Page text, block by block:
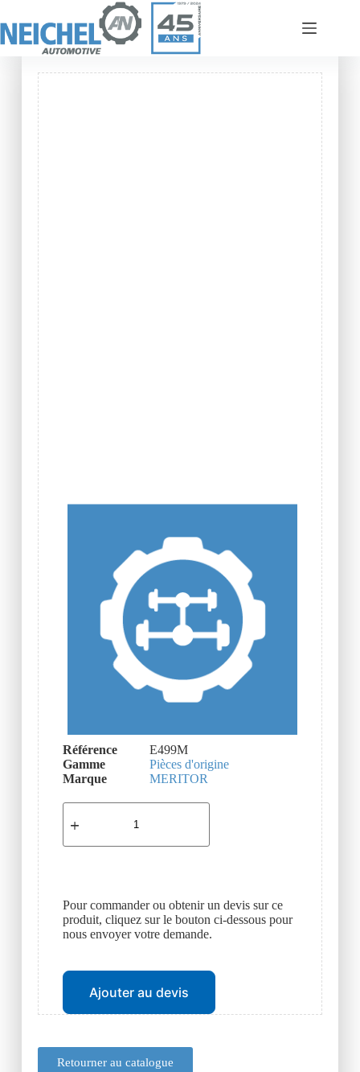
Retourner au catalogue
Référence
E499M
Gamme
Pièces d'origine
Marque
MERITOR
Pour commander ou obtenir un devis sur ce
produit, cliquez sur le bouton ci-dessous pour
nous envoyer votre demande.
Ajouter au devis